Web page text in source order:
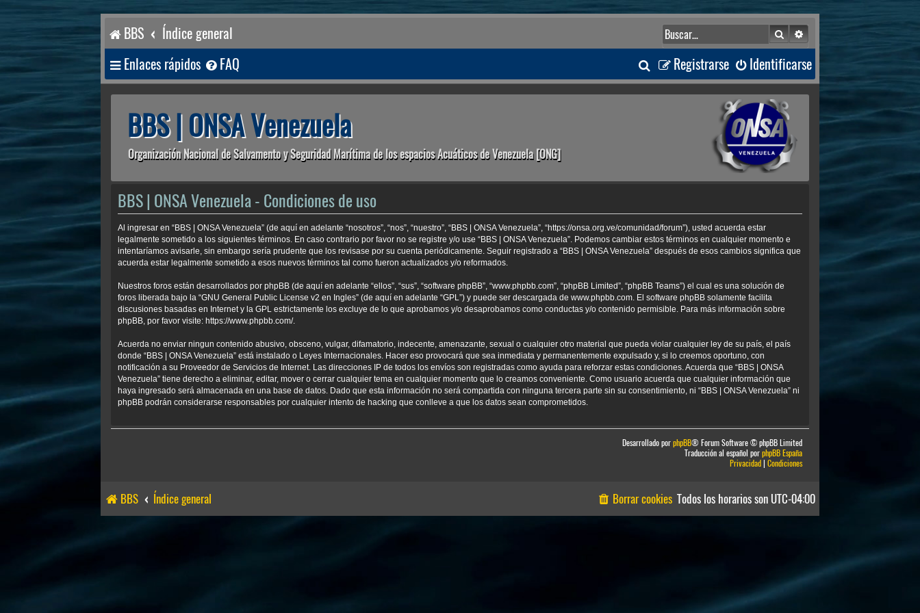
BBS Índice general BuscarBúsqueda avanzada
Enlaces rápidos FAQ Identificarse
Registrarse
B
u
a
r
BBS | ONSA Venezuela
Organización Nacional de Salvamento y Seguridad Marítima de los espacios Acuáticos de Venezuela [ONG]
BBS | ONSA Venezuela - Condiciones de uso
Al ingresar en “BBS | ONSA Venezuela” (de aquí en adelante “nosotros”, “nos”, “nuestro”, “BBS | ONSA Venezuela”, “https://onsa.org.ve/comunidad/forum”), usted acuerda estar
legalmente sometido a los siguientes términos. En caso contrario por favor no se registre y/o use “BBS | ONSA Venezuela”. Podemos cambiar estos términos en cualquier momento e
intentaríamos avisarle, sin embargo sería prudente que los revisase por su cuenta periódicamente. Seguir registrado a “BBS | ONSA Venezuela” después de esos cambios significa que
acuerda estar legalmente sometido a esos nuevos términos tal como fueron actualizados y/o reformados.
Nuestros foros están desarrollados por phpBB (de aquí en adelante “ellos”, “sus”, “software phpBB”, “www.phpbb.com”, “phpBB Limited”, “phpBB Teams”) el cual es una solución de
foros liberada bajo la “GNU General Public License v2 en Ingles” (de aquí en adelante “GPL”) y puede ser descargada de www.phpbb.com. El software phpBB solamente facilita
discusiones basadas en Internet y la GPL estrictamente los excluye de lo que aprobamos y/o desaprobamos como conductas y/o contenido permisible. Para más información sobre
phpBB, por favor visite: https://www.phpbb.com/.
Acuerda no enviar ningun contenido abusivo, obsceno, vulgar, difamatorio, indecente, amenazante, sexual o cualquier otro material que pueda violar cualquier ley de su país, el país
donde “BBS | ONSA Venezuela” está instalado o Leyes Internacionales. Hacer eso provocará que sea inmediata y permanentemente expulsado y, si lo creemos oportuno, con
notificación a su Proveedor de Servicios de Internet. Las direcciones IP de todos los envíos son registradas como ayuda para reforzar estas condiciones. Acuerda que “BBS | ONSA
Venezuela” tiene derecho a eliminar, editar, mover o cerrar cualquier tema en cualquier momento que lo creamos conveniente. Como usuario acuerda que cualquier información que
haya ingresado será almacenada en una base de datos. Dado que esta información no será compartida con ninguna tercera parte sin su consentimiento, ni “BBS | ONSA Venezuela” ni
phpBB podrán considerarse responsables por cualquier intento de hacking que conlleve a que los datos sean comprometidos.
Desarrollado porphpBB® Forum Software © phpBB Limited
Traducción al español porphpBB España
Privacidad| Condiciones
BBS Índice general Todos los horarios son UTC-04:00
Borrar cookies